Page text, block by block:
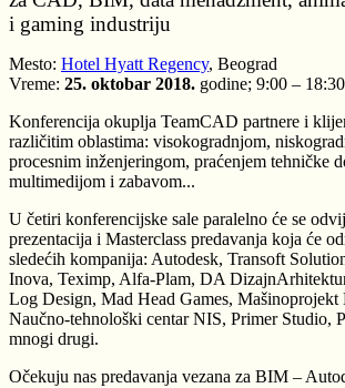
i gaming industriju
Mesto: Hotel Hyatt Regency, Beograd
Vreme: 25. oktobar 2018. godine; 9:00 –
Konferencija okuplja TeamCAD partnere i
različitim oblastima: visokogradnjom,
procesnim inženjeringom, praćenjem tehničke
multimedijom i zabavom...
U četiri konferencijske sale paralelno će se
prezentacija i Masterclass predavanja koja će
sledećih kompanija: Autodesk, Transoft
Inova, Teximp, Alfa-Plam, DA
Log Design, Mad Head Games,
Naučno-tehnološki centar NIS, Primer Studio,
mnogi drugi.
Očekuju nas predavanja vezana za BIM –